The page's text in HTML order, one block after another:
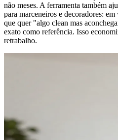
não meses. A ferramenta também
para marceneiros e decoradores:
que quer "algo clean mas
exato como referência. Isso
retrabalho.